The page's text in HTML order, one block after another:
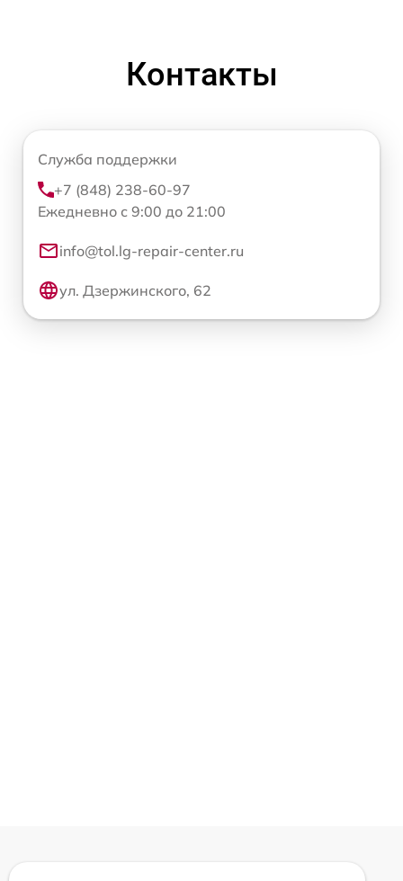
Контакты
Служба поддержки
+7 (848) 238-60-97
Ежедневно с 9:00 до 21:00
info@tol.lg-repair-center.ru
ул. Дзержинского, 62